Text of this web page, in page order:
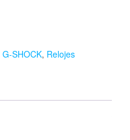
G-SHOCK, Relojes